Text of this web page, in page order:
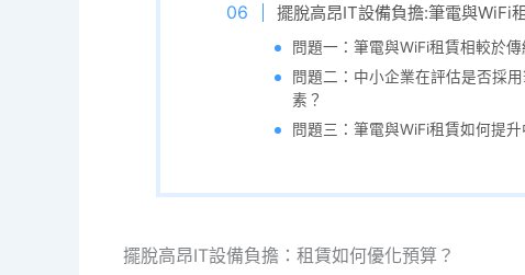
擺脫高昂IT設備負擔:筆電與WiFi
問題一：筆電與WiFi租賃相較於
問題二：中小企業在評估是否採
素？
問題三：筆電與WiFi租賃如何提
擺脫高昂IT設備負擔：租賃如何優化預算？